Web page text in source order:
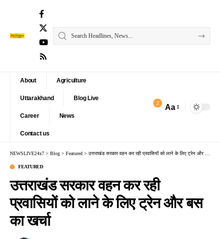
About Agriculture
Uttarakhand Blog Live
Career News
Contact us
2 Aa
NEWSLIVE24x7 > Blog > Featured > उत्तराखंड सरकार वहन कर रही प्रवासियों को लाने के लिए ट्रेन और बस का खर्चा
FEATURED
उत्तराखंड सरकार वहन कर रही
प्रवासियों को लाने के लिए ट्रेन और बस
का खर्चा